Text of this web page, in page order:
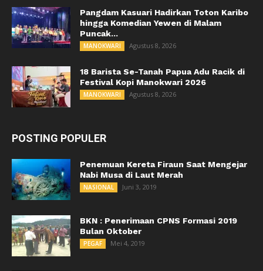
Pangdam Kasuari Hadirkan Toton Karibo
hingga Komedian Yewen di Malam
Puncak...
MANOKWARI Agustus 8, 2026
18 Barista Se-Tanah Papua Adu Racik di
Festival Kopi Manokwari 2026
MANOKWARI Agustus 8, 2026
POSTING POPULER
Penemuan Kereta Firaun Saat Mengejar
Nabi Musa di Laut Merah
NASIONAL Juni 3, 2019
BKN : Penerimaan CPNS Formasi 2019
Bulan Oktober
PEGAF Mei 4, 2019